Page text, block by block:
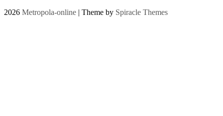
2026 Metropola-online | Theme by Spiracle Themes